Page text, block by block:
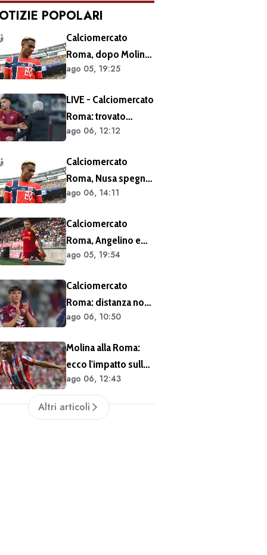
POPOLARI
Calciomercato
Roma, dopo Molina
si accelera sugli
prossimi obiettivi
ago 05, 19:25
LIVE - Calciomercato
Roma: trovato
l'accordo per il
Prolungamento di
un solo anno
ago 06, 12:12
Calciomercato
Roma, Nusa spegne
le voci sul futuro:
di lasciare il Lipsia. I
media possono
scrivere quello che
vogliono"
ago 06, 14:11
Calciomercato
Roma, Angelino e
Kumbulla salutano:
Spagna
ago 05, 19:54
Calciomercato
Roma: distanza non
siderale per
ago 06, 10:50
Molina alla Roma:
ecco l'impatto sulle
casse del club
ago 06, 12:43
Altri articoli